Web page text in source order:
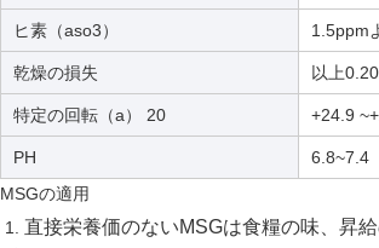
ヒ素（aso3） 1.5ppm
乾燥の損失 以上
特定の回転（a） 20 +24.9
PH
6.8~7.4
MSGの適用
1. 直接栄養価のないMSGは食糧の味、昇